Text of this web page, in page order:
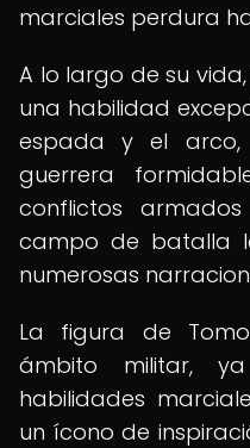
marciales perdura
A lo largo de su
una habilidad
espada y el arco,
guerrera
conflictos
campo de batalla
numerosas
La figura de
ámbito militar,
habilidades
un ícono de